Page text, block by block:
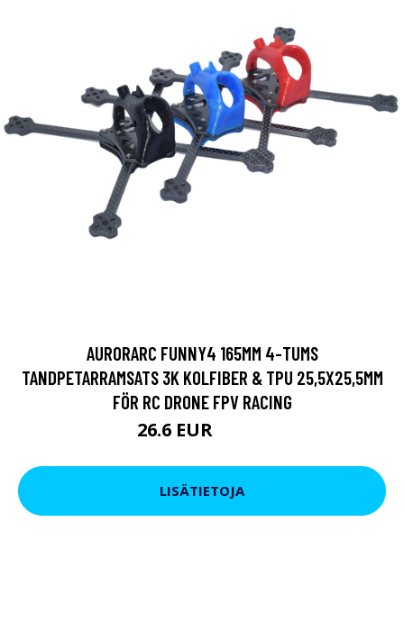
AURORARC FUNNY4 165MM 4-TUMS
TANDPETARRAMSATS 3K KOLFIBER & TPU 25,5X25,5MM
FÖR RC DRONE FPV RACING
26.6 EUR
LISÄTIETOJA